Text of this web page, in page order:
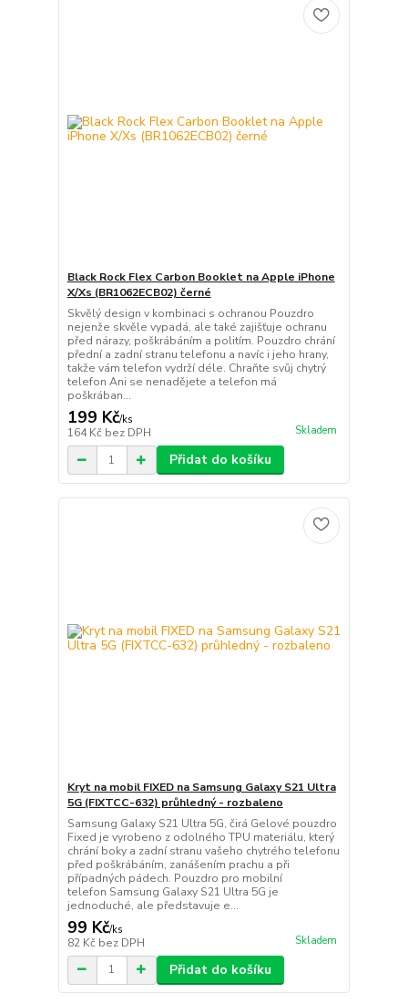
Black Rock Flex Carbon Booklet na Apple iPhone
X/Xs (BR1062ECB02) černé
Skvělý design v kombinaci s ochranou Pouzdro
nejenže skvěle vypadá, ale také zajišťuje ochranu
před nárazy, poškrábáním a politím. Pouzdro chrání
přední a zadní stranu telefonu a navíc i jeho hrany,
takže vám telefon vydrží déle. Chraňte svůj chytrý
telefon Ani se nenadějete a telefon má
poškrában...
199 Kč/ks
164 Kč bez DPH Skladem
Přidat do košíku
Kryt na mobil FIXED na Samsung Galaxy S21 Ultra
5G (FIXTCC-632) průhledný - rozbaleno
Samsung Galaxy S21 Ultra 5G, čirá Gelové pouzdro
Fixed je vyrobeno z odolného TPU materiálu, který
chrání boky a zadní stranu vašeho chytrého telefonu
před poškrábáním, zanášením prachu a při
případných pádech. Pouzdro pro mobilní
telefon Samsung Galaxy S21 Ultra 5G je
jednoduché, ale představuje e...
99 Kč/ks
82 Kč bez DPH Skladem
Přidat do košíku